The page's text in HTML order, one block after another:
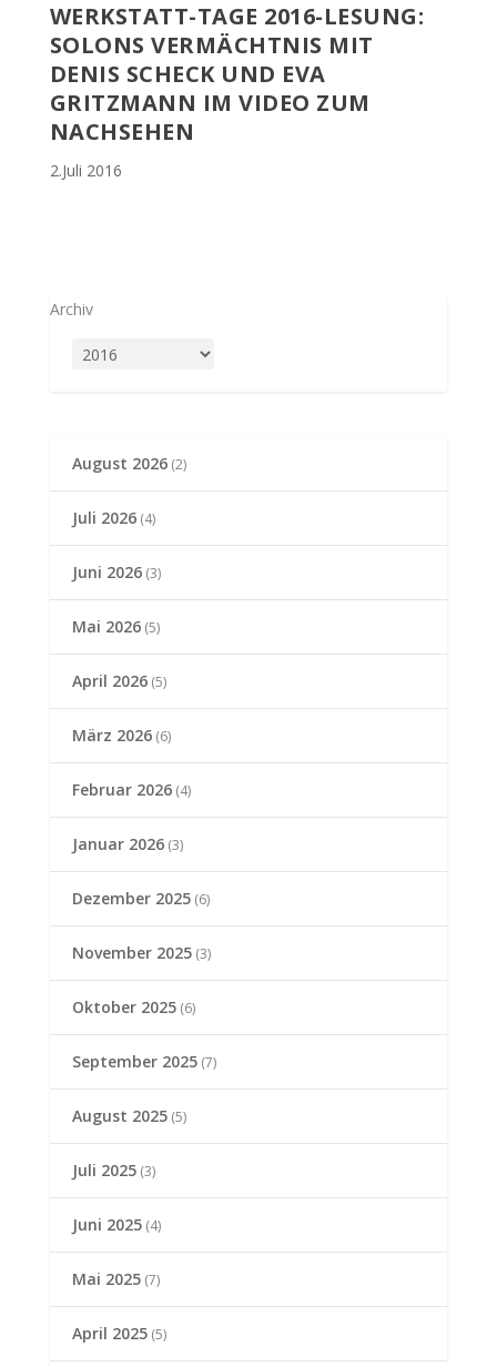
WERKSTATT-TAGE 2016-LESUNG:
SOLONS VERMÄCHTNIS MIT
DENIS SCHECK UND EVA
GRITZMANN IM VIDEO ZUM
NACHSEHEN
2.Juli 2016
Archiv
August 2026(2)
Juli 2026(4)
Juni 2026(3)
Mai 2026(5)
April 2026(5)
März 2026(6)
Februar 2026(4)
Januar 2026(3)
Dezember 2025(6)
November 2025(3)
Oktober 2025(6)
September 2025(7)
August 2025(5)
Juli 2025(3)
Juni 2025(4)
Mai 2025(7)
April 2025(5)